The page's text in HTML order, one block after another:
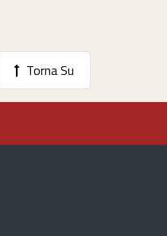
Torna Su